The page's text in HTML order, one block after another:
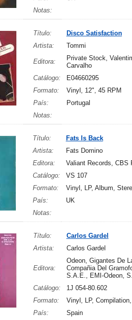
Notas:
Título:
Disco Satisfaction
Artista:
Tommi
Editora:
Private Stock,
Carvalho
Catálogo:
E04660295
Formato:
Vinyl, 12", 45 RPM
País:
Portugal
Notas:
Título:
Fats Is Back
Artista:
Fats Domino
Editora:
Valiant Records, CBS
Catálogo:
VS 107
Formato:
Vinyl, LP, Album,
País:
UK
Notas:
Título:
Carlos Gardel
Artista:
Carlos Gardel
Editora:
Odeon, Gigantes De
Compañia Del
S.A.E., EMI-Odeon,
Catálogo:
1J 054-80.602
Formato:
Vinyl, LP,
País:
Spain